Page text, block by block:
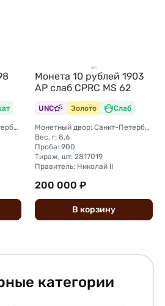
Монетный двор: Санкт-Петербургский монетный двор
Монета 10 рублей 1903
АР слаб CPRC MS 62
UNC Золото Слаб
Монетный двор: Санкт-Петербургский монетный двор
Вес, г: 8,6
Проба: 900
Тираж, шт: 2817019
Правитель: Николай II
200 000 ₽
В корзину
категории